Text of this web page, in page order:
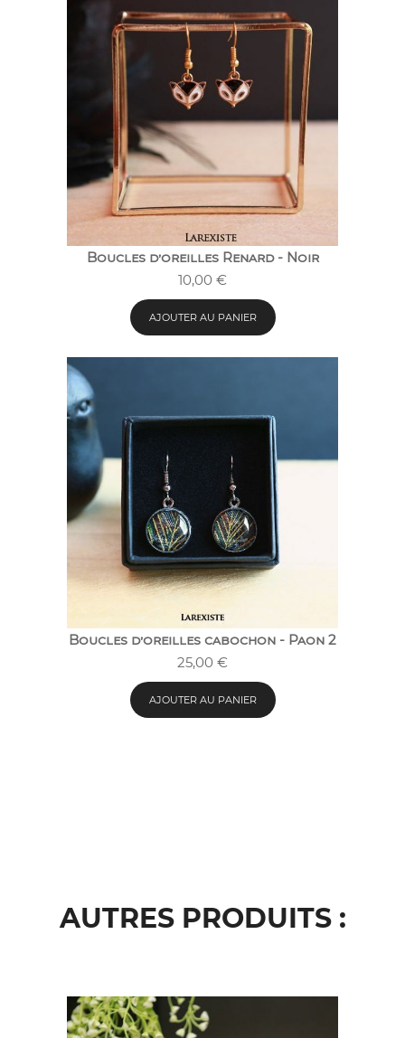
Boucles d’oreilles Renard - Noir
10,00 €
AJOUTER AU PANIER
Boucles d’oreilles cabochon - Paon 2
25,00 €
AJOUTER AU PANIER
AUTRES PRODUITS :